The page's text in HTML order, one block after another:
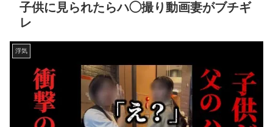
子供に見られたらハ◯撮り動画妻がブチギ
レ
浮気